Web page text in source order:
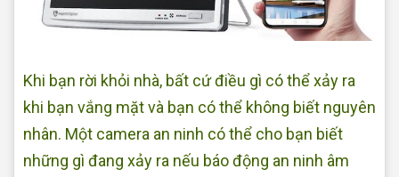
Khi bạn rời khỏi nhà, bất cứ điều gì có thể xảy ra
khi bạn vắng mặt và bạn có thể không biết nguyên
nhân. Một camera an ninh có thể cho bạn biết
những gì đang xảy ra nếu báo động an ninh âm